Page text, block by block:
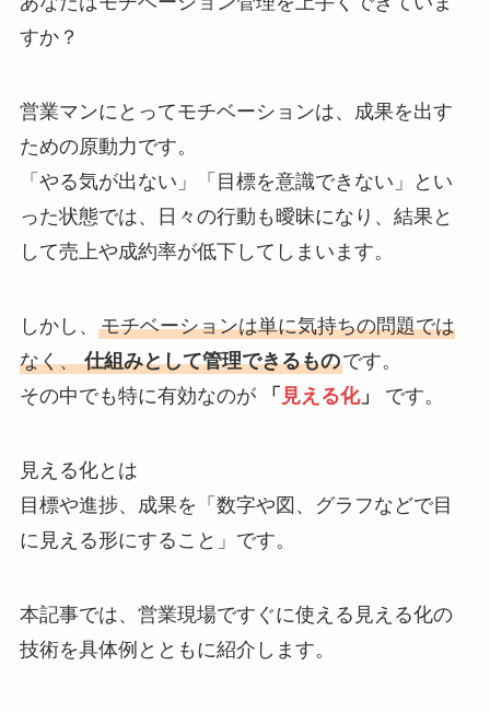
すか？
営業マンにとってモチベーションは、成果を出す
ための原動力です。
「やる気が出ない」「目標を意識できない」とい
った状態では、日々の行動も曖昧になり、結果と
して売上や成約率が低下してしまいます。
しかし、 モチベーションは単に気持ちの問題では
なく、仕組みとして管理できるものです。
その中でも特に有効なのが
「 見える化」 です。
見える化とは
目標や進捗、成果を「数字や図、グラフなどで目
に見える形にすること」です。
本記事では、営業現場ですぐに使える見える化の
技術を具体例とともに紹介します。